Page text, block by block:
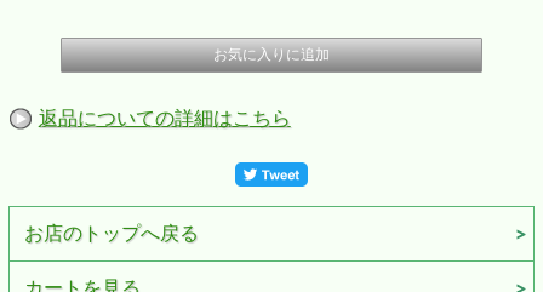
返品についての詳細はこちら
お店のトップへ戻る
カートを見る